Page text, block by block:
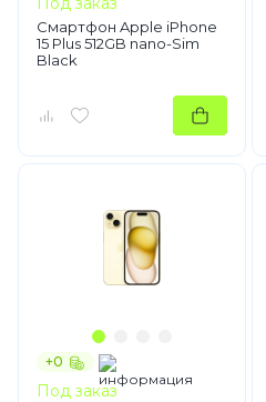
Смартфон Apple iPhone
15 Plus 512GB nano-Sim
Black
+0
Под заказ